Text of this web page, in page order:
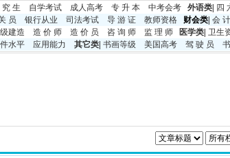
究 生 自学考试 成人高考 专 升 本 中考会考 外语类 四
员 银行从业 司法考试 导 游 证 教师资格 财会类| 会
建造 造 价 师 造 价 员 咨 询 师 监 理 师 医学类 卫生
水平 应用能力 其它类 书画等级 美国高考 驾 驶 员